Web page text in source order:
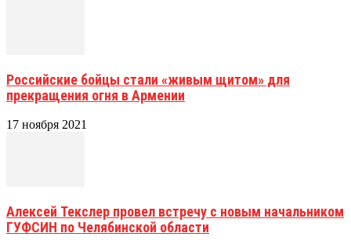
Российские бойцы стали «живым щитом» для
прекращения огня в Армении
17 ноября 2021
Алексей Текслер провел встречу с новым начальником
ГУФСИН по Челябинской области